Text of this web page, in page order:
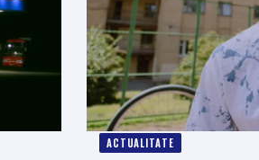
ACTUALITATE